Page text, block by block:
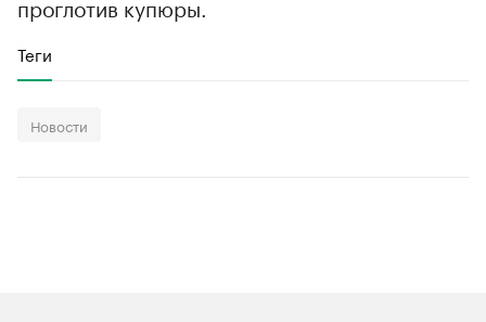
проглотив купюры.
Теги
Новости